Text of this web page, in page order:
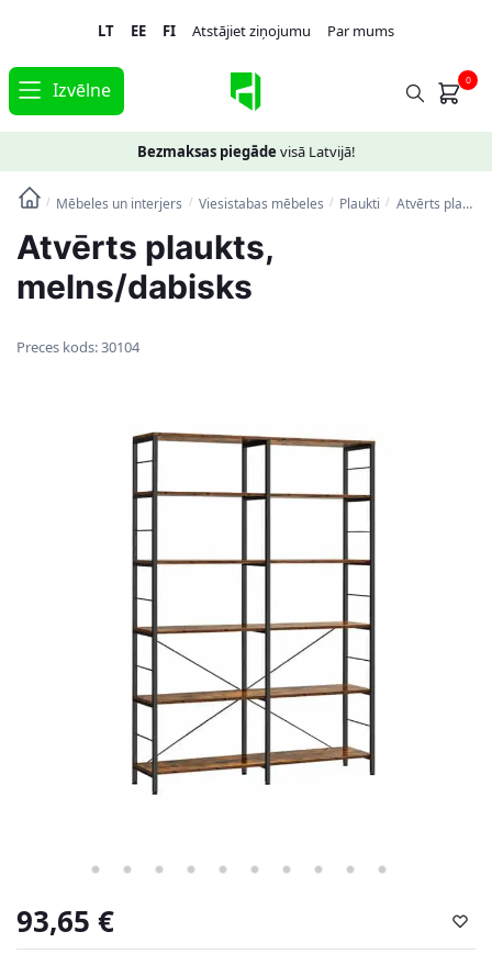
navigation
content
LT EE FI Atstājiet ziņojumu Par mums
Izvēlne 0
Bezmaksas piegāde visā Latvijā!
/ Mēbeles un interjers / Viesistabas mēbeles / Plaukti / Atvērts plaukts, melns/dabisks
Atvērts plaukts,
melns/dabisks
Preces kods:30104
93,65 €